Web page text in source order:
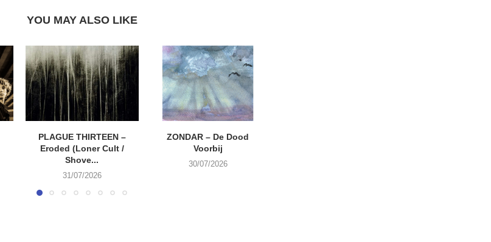
YOU MAY ALSO LIKE
PLAGUE THIRTEEN –
Eroded (Loner Cult /
Shove...
31/07/2026
ZONDAR – De Dood
Voorbij
30/07/2026